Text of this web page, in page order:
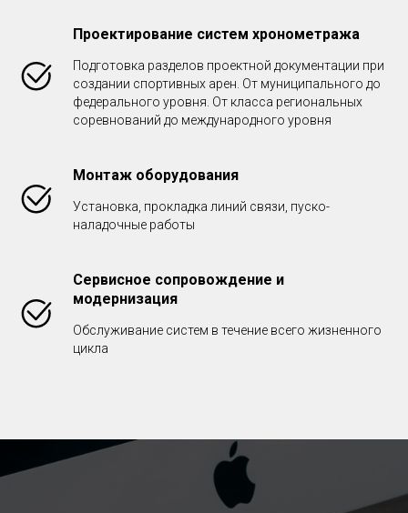
Проектирование систем хронометража
Подготовка разделов проектной документации при
создании спортивных арен. От муниципального до
федерального уровня. От класса региональных
соревнований до международного уровня
Монтаж оборудования
Установка, прокладка линий связи, пуско-
наладочные работы
Сервисное сопровождение и
модернизация
Обслуживание систем в течение всего жизненного
цикла